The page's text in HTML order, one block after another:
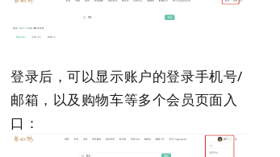
登录后，可以显示账户的登录手机号/
邮箱，以及购物车等多个会员页面入
口：